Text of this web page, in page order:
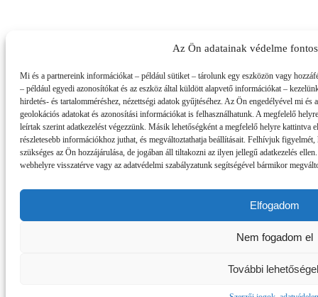
Az Ön adatainak védelme
Mi és a partnereink információkat – például sütiket – tárolunk egy eszközön vagy
– például egyedi azonosítókat és az eszköz által küldött alapvető információkat –
hirdetés- és tartalomméréshez, nézettségi adatok gyűjtéséhez. Az Ön engedélyével mi
geolokációs adatokat és azonosítási információkat is felhasználhatunk. A megfelelő
leírtak szerint adatkezelést végezzünk. Másik lehetőségként a megfelelő helyre kattintva
részletesebb információkhoz juthat, és megváltoztathatja beállításait. Felhívjuk
szükséges az Ön hozzájárulása, de jogában áll tiltakozni az ilyen jellegű adatkezelés
webhelyre visszatérve vagy az adatvédelmi szabályzatunk segítségével bármikor
Elfogadom
Nem fogadom el
További